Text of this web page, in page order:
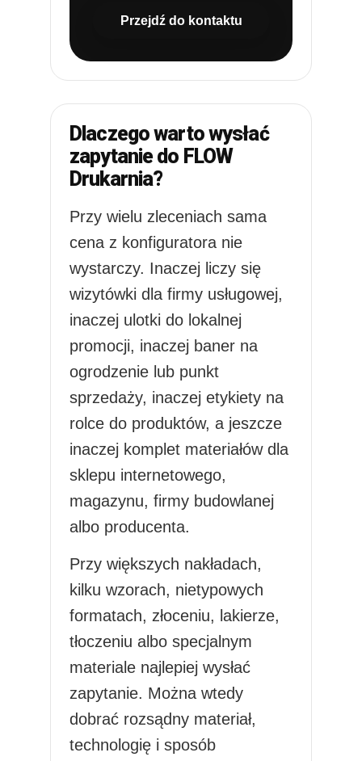
Przejdź do kontaktu
Dlaczego warto wysłać
zapytanie do FLOW
Drukarnia?
Przy wielu zleceniach sama
cena z konfiguratora nie
wystarczy. Inaczej liczy się
wizytówki dla firmy usługowej,
inaczej ulotki do lokalnej
promocji, inaczej baner na
ogrodzenie lub punkt
sprzedaży, inaczej etykiety na
rolce do produktów, a jeszcze
inaczej komplet materiałów dla
sklepu internetowego,
magazynu, firmy budowlanej
albo producenta.
Przy większych nakładach,
kilku wzorach, nietypowych
formatach, złoceniu, lakierze,
tłoczeniu albo specjalnym
materiale najlepiej wysłać
zapytanie. Można wtedy
dobrać rozsądny materiał,
technologię i sposób